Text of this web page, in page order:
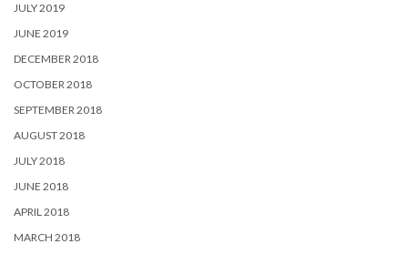
JULY 2019
JUNE 2019
DECEMBER 2018
OCTOBER 2018
SEPTEMBER 2018
AUGUST 2018
JULY 2018
JUNE 2018
APRIL 2018
MARCH 2018